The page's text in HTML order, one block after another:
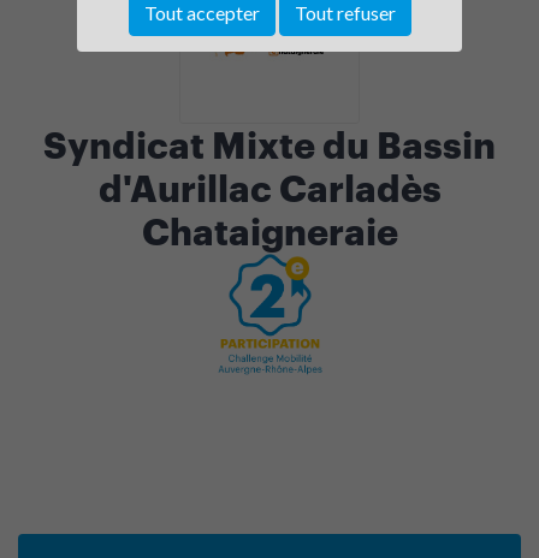
Syndicat Mixte du Bassin
d'Aurillac Carladès
Chataigneraie
Tout accepter Tout refuser